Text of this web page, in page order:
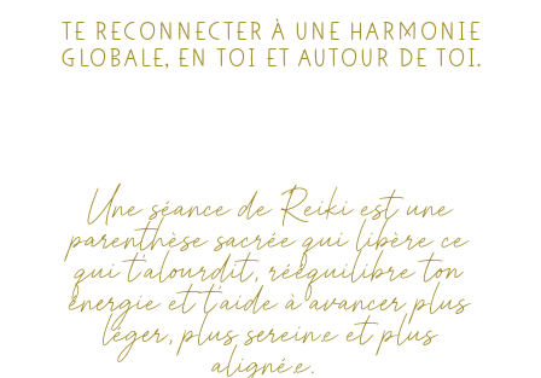
TE RECONNECTER À UNE HARMONIE
GLOBALE, EN TOI ET AUTOUR DE TOI.
Une séance de Reiki est une
parenthèse sacréequi libère ce
qui t’alourdit, rééquilibre ton
énergie et t’aide à avancer plus
léger, plus serein.e et plus
aligné.e.